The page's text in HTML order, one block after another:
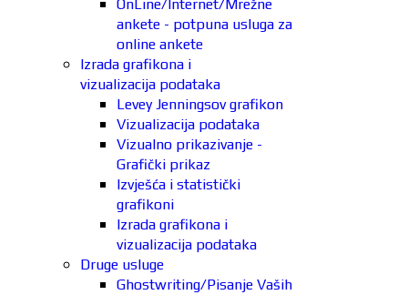
OnLine/Internet/Mrežne
ankete - potpuna usluga za
online ankete
Izrada grafikona i
vizualizacija podataka
Levey Jenningsov grafikon
Vizualizacija podataka
Vizualno prikazivanje -
Grafički prikaz
Izvješća i statistički
grafikoni
Izrada grafikona i
vizualizacija podataka
Druge usluge
Ghostwriting/Pisanje Vaših